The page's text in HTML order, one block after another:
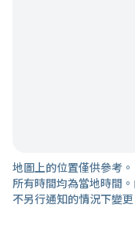
地圖上的位置僅供參考。
所有時間均為當地時間
不另行通知的情況下變更